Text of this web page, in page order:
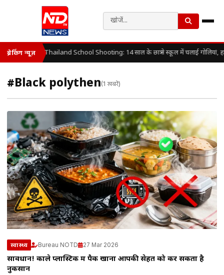
ब्रेकिंग न्यूज़ Thailand School Shooting: 14 साल के छात्र ने स्कूल में चलाई गोलियां,
#Black polythen(1 खबरें)
स्वास्थ्य Bureau NOTD 27 Mar 2026
सावधान! काले प्लास्टिक में पैक खाना आपकी सेहत को कर सकता है
नुकसान